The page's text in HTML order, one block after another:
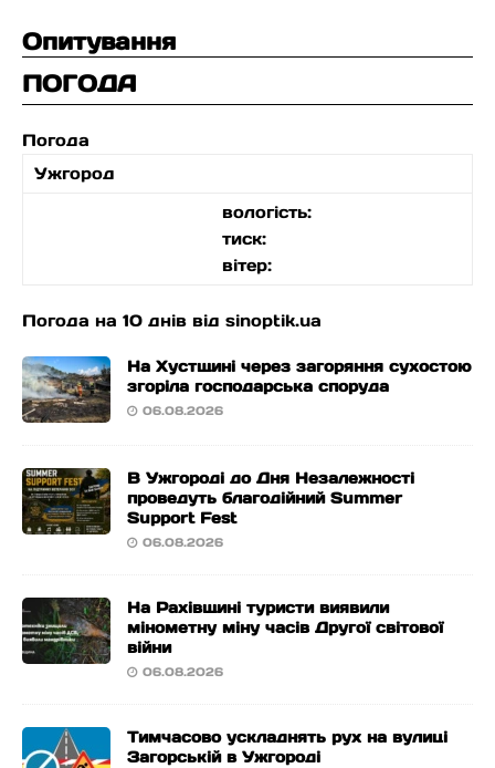
Опитування
ПОГОДА
Погода
Ужгород
вологість:
тиск:
вітер:
Погода на 10 днів від sinoptik.ua
На Хустщині через загоряння сухостою
згоріла господарська споруда
06.08.2026
В Ужгороді до Дня Незалежності
проведуть благодійний Summer
Support Fest
06.08.2026
На Рахівщині туристи виявили
мінометну міну часів Другої світової
війни
06.08.2026
Тимчасово ускладнять рух на вулиці
Загорській в Ужгороді